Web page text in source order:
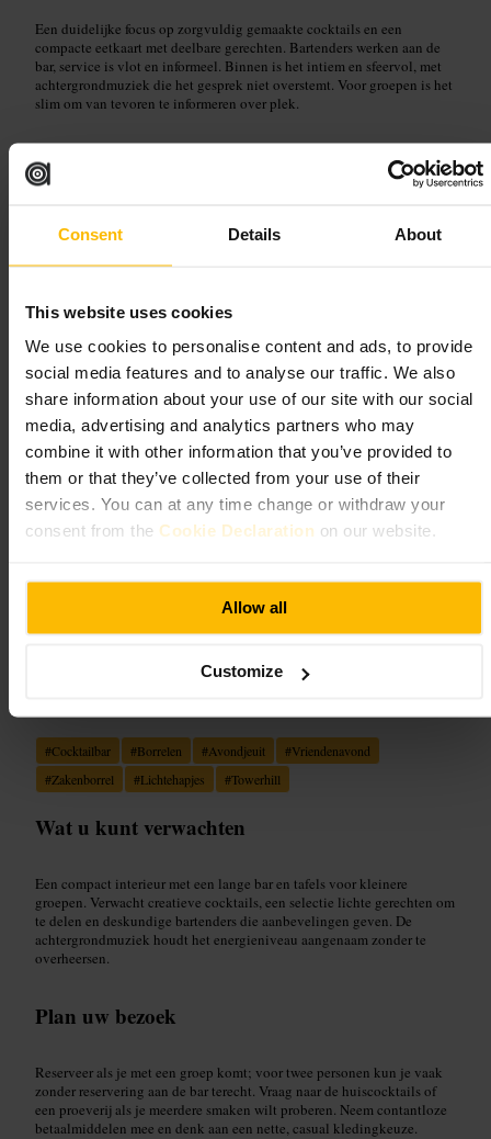
Consent Details About
This website uses cookies
We use cookies to personalise content and ads, to provide
social media features and to analyse our traffic. We also
share information about your use of our site with our social
media, advertising and analytics partners who may
combine it with other information that you’ve provided to
them or that they’ve collected from your use of their
services. You can at any time change or withdraw your
consent from the Cookie Declaration on our website.
Allow all
Customize
Een duidelijke focus op zorgvuldig gemaakte cocktails en een
compacte eetkaart met deelbare gerechten. Bartenders werken aan de
bar, service is vlot en informeel. Binnen is het intiem en sfeervol, met
achtergrondmuziek die het gesprek niet overstemt. Voor groepen is het
slim om van tevoren te informeren over plek.
Plan uw bezoek
minuten. Kom vroeg op drukke avonden om een zitplaats te
aanbevelingen. Zorg dat je een geldige ID bij je hebt.
http://www.barswift.com/
The Drift
€€•Eten en drinken•Bar•Cocktailbar
4,4
4,5
“Cocktails en een ontspannen zakelijke sfeer in
#Cocktailbar #Borrelen #Avondjeuit #Vriendenavond
#Zakenborrel #Lichtehapjes #Towerhill
Wat u kunt verwachten
Een compact interieur met een lange bar en tafels voor kleinere
groepen. Verwacht creatieve cocktails, een selectie lichte gerechten om
te delen en deskundige bartenders die aanbevelingen geven. De
achtergrondmuziek houdt het energieniveau aangenaam zonder te
overheersen.
Plan uw bezoek
Reserveer als je met een groep komt; voor twee personen kun je vaak
zonder reservering aan de bar terecht. Vraag naar de huiscocktails of
een proeverij als je meerdere smaken wilt proberen. Neem contantloze
betaalmiddelen mee en denk aan een nette, casual kledingkeuze.